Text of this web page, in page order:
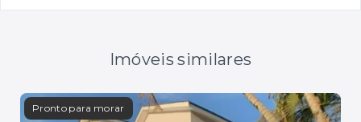
Imóveis similares
Pronto para morar Em